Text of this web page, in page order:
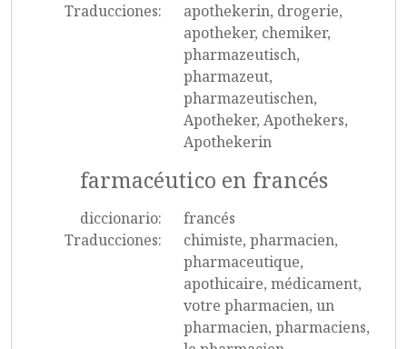
Traducciones:
apothekerin, drogerie,
apotheker, chemiker,
pharmazeutisch,
pharmazeut,
pharmazeutischen,
Apotheker, Apothekers,
Apothekerin
farmacéutico en francés
diccionario:
francés
Traducciones:
chimiste, pharmacien,
pharmaceutique,
apothicaire, médicament,
votre pharmacien, un
pharmacien, pharmaciens,